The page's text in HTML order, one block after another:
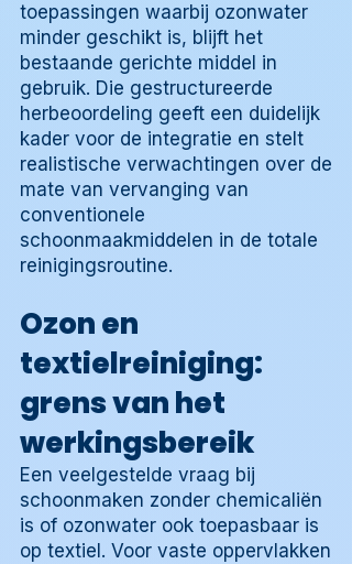
toepassingen waarbij ozonwater
minder geschikt is, blijft het
bestaande gerichte middel in
gebruik. Die gestructureerde
herbeoordeling geeft een duidelijk
kader voor de integratie en stelt
realistische verwachtingen over de
mate van vervanging van
conventionele
schoonmaakmiddelen in de totale
reinigingsroutine.
Ozon en
textielreiniging:
grens van het
werkingsbereik
Een veelgestelde vraag bij
schoonmaken zonder chemicaliën
is of ozonwater ook toepasbaar is
op textiel. Voor vaste oppervlakken